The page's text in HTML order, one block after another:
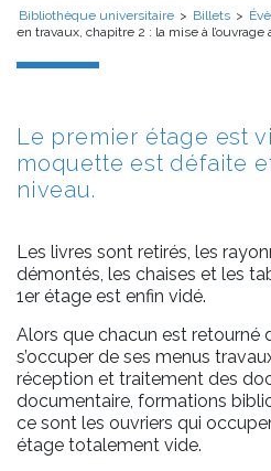
Bibliothèque universitaire > Billets >
en travaux, chapitre 2 : la mise à l’ouvrage
Le premier étage est
moquette est défaite
niveau.
Les livres sont retirés, les
démontés, les chaises et les
1er étage est enfin vidé.
Alors que chacun est retourné
s’occuper de ses menus
réception et traitement des
documentaire, formations
ce sont les ouvriers qui
étage totalement vide.